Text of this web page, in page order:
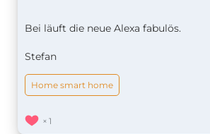
Bei läuft die neue Alexa fabulös.
Stefan
Home smart home
1